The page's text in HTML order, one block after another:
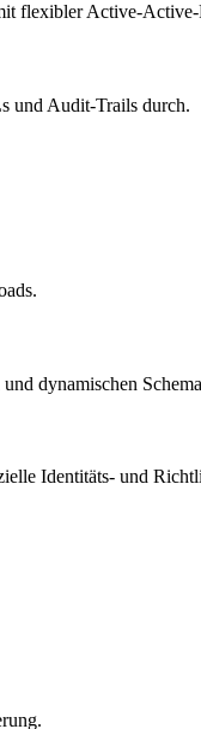
flexibler Active-
und Audit-Trails durch.
dynamischen
Identitäts- und